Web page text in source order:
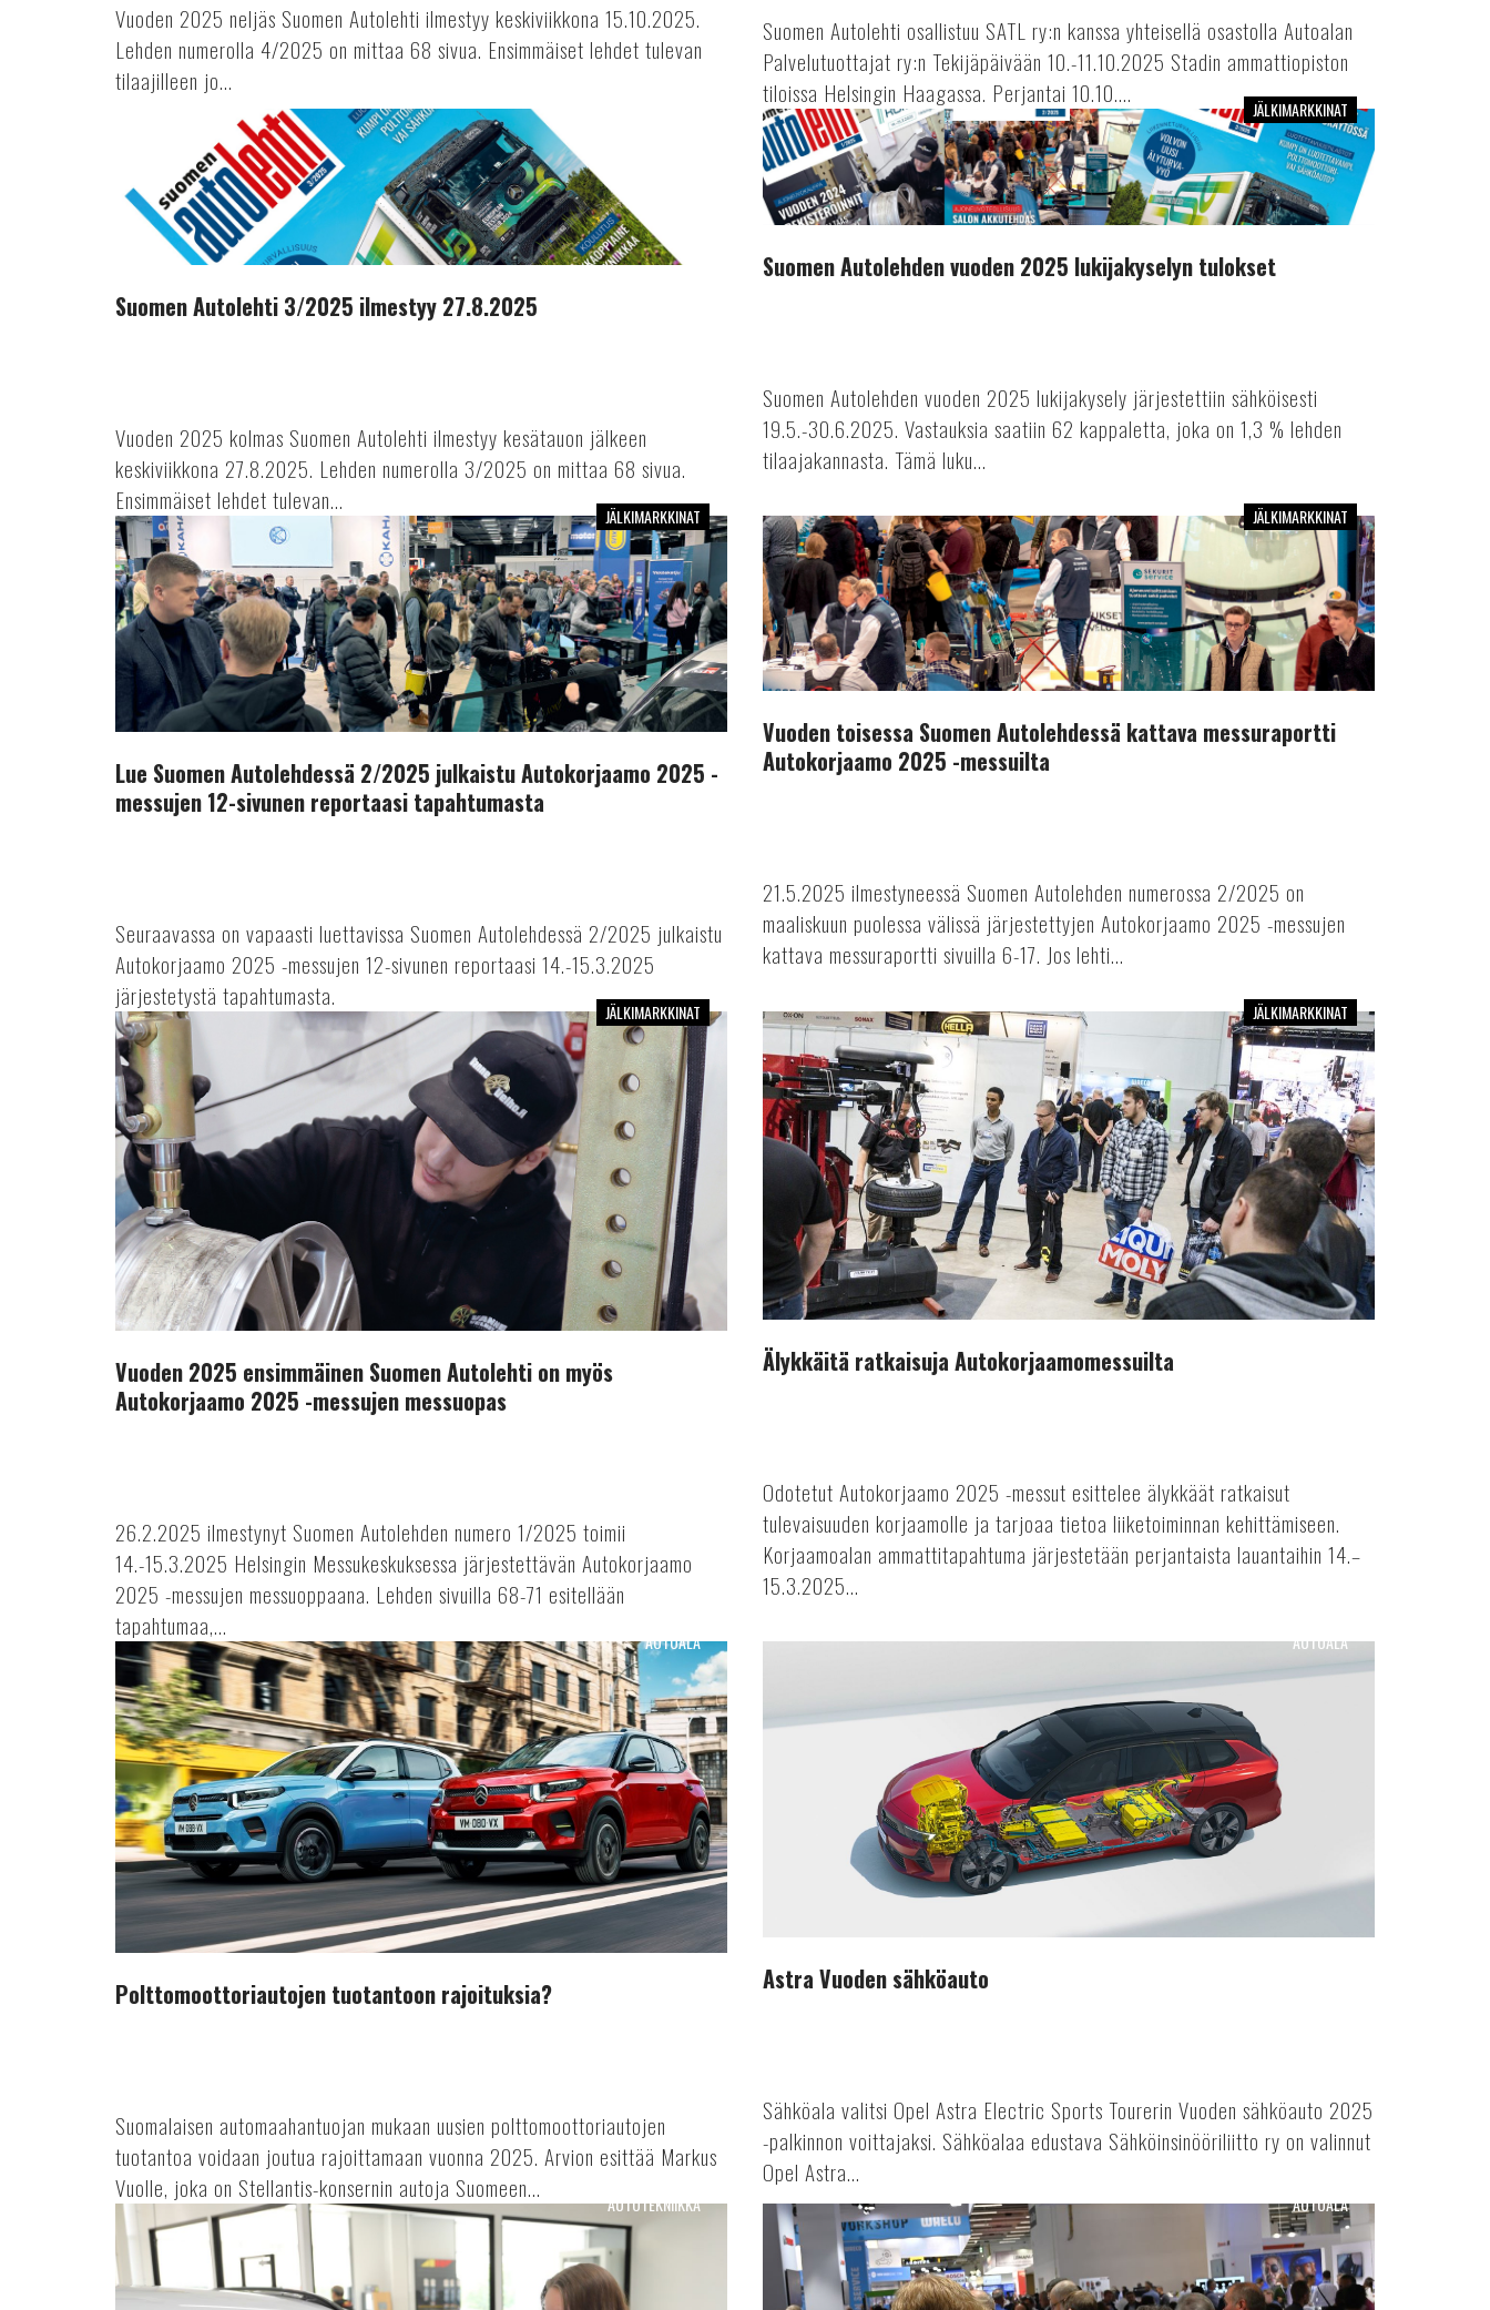
Vuoden 2025 neljäs Suomen Autolehti ilmestyy keskiviikkona 15.10.2025.
Lehden numerolla 4/2025 on mittaa 68 sivua. Ensimmäiset lehdet tulevan
tilaajilleen jo...
10.-11.10.2025
Suomen Autolehti osallistuu SATL ry:n kanssa yhteisellä osastolla Autoalan
Palvelutuottajat ry:n Tekijäpäivään 10.-11.10.2025 Stadin ammattiopiston
tiloissa Helsingin Haagassa. Perjantai 10.10....
ilmestyy
27.8.2025
Suomen Autolehti 3/2025 ilmestyy 27.8.2025
Vuoden 2025 kolmas Suomen Autolehti ilmestyy kesätauon jälkeen
keskiviikkona 27.8.2025. Lehden numerolla 3/2025 on mittaa 68 sivua.
Ensimmäiset lehdet tulevan...
Suomen
Autolehden
vuoden
2025
lukijakyselyn
tulokset
JÄLKIMARKKINAT
Suomen Autolehden vuoden 2025 lukijakyselyn tulokset
Suomen Autolehden vuoden 2025 lukijakysely järjestettiin sähköisesti
19.5.-30.6.2025. Vastauksia saatiin 62 kappaletta, joka on 1,3 % lehden
tilaajakannasta. Tämä luku...
Lue
Suomen
Autolehdessä
2/2025
julkaistu
Autokorjaamo
messujen
12-
sivunen
reportaasi
JÄLKIMARKKINAT
Lue Suomen Autolehdessä 2/2025 julkaistu Autokorjaamo 2025 -
messujen 12-sivunen reportaasi tapahtumasta
Seuraavassa on vapaasti luettavissa Suomen Autolehdessä 2/2025 julkaistu
Autokorjaamo 2025 -messujen 12-sivunen reportaasi 14.-15.3.2025
järjestetystä tapahtumasta.
Vuoden
toisessa
Suomen
Autolehdessä
kattava
messuraportti
Autokorjaamo
messuilta
JÄLKIMARKKINAT
Vuoden toisessa Suomen Autolehdessä kattava messuraportti
Autokorjaamo 2025 -messuilta
21.5.2025 ilmestyneessä Suomen Autolehden numerossa 2/2025 on
maaliskuun puolessa välissä järjestettyjen Autokorjaamo 2025 -messujen
kattava messuraportti sivuilla 6-17. Jos lehti...
Vuoden
2025
ensimmäinen
Suomen
Autolehti
myös
Autokorjaamo
2025
messujen
messuopas
JÄLKIMARKKINAT
Vuoden 2025 ensimmäinen Suomen Autolehti on myös
Autokorjaamo 2025 -messujen messuopas
26.2.2025 ilmestynyt Suomen Autolehden numero 1/2025 toimii
14.-15.3.2025 Helsingin Messukeskuksessa järjestettävän Autokorjaamo
2025 -messujen messuoppaana. Lehden sivuilla 68-71 esitellään
tapahtumaa,...
Älykkäitä
ratkaisuja
Autokorjaamomessuilta
JÄLKIMARKKINAT
Älykkäitä ratkaisuja Autokorjaamomessuilta
Odotetut Autokorjaamo 2025 -messut esittelee älykkäät ratkaisut
tulevaisuuden korjaamolle ja tarjoaa tietoa liiketoiminnan kehittämiseen.
Korjaamoalan ammattitapahtuma järjestetään perjantaista lauantaihin 14.–
15.3.2025...
Polttomoottoriautojen
tuotantoon
rajoituksia?
AUTOALA
Polttomoottoriautojen tuotantoon rajoituksia?
Suomalaisen automaahantuojan mukaan uusien polttomoottoriautojen
tuotantoa voidaan joutua rajoittamaan vuonna 2025. Arvion esittää Markus
Vuolle, joka on Stellantis-konsernin autoja Suomeen...
AUTOALA
Astra Vuoden sähköauto
Sähköala valitsi Opel Astra Electric Sports Tourerin Vuoden sähköauto 2025
-palkinnon voittajaksi. Sähköalaa edustava Sähköinsinööriliitto ry on valinnut
Opel Astra...
Tuulensuojasta
tietokeskukseksi
AUTOTEKNIIKKA
Suomen
Autolehti
ilmestyy!
AUTOALA